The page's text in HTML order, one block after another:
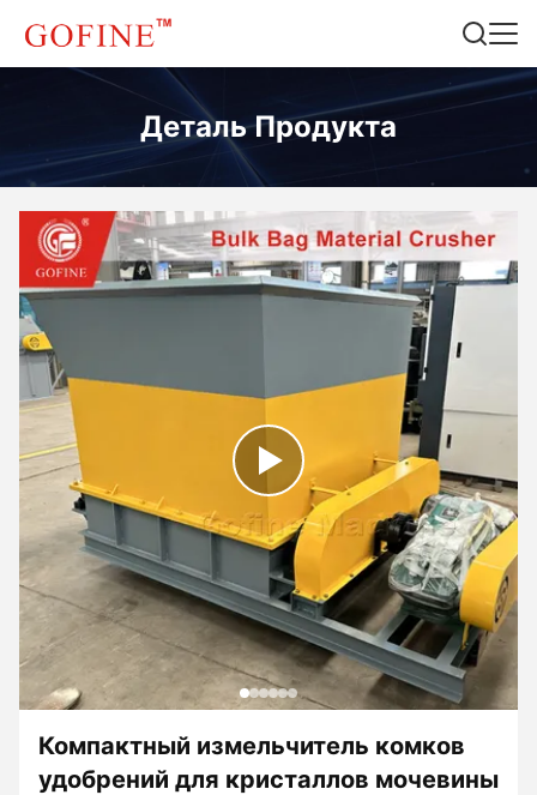
Деталь Продукта
Компактный измельчитель комков
удобрений для кристаллов мочевины